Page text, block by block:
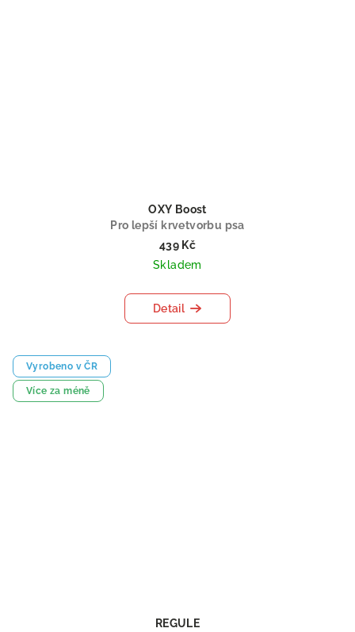
OXY Boost
Pro lepší krvetvorbu psa
439 Kč
Skladem
Detail
Vyrobeno v ČR
Více za méně
REGULE